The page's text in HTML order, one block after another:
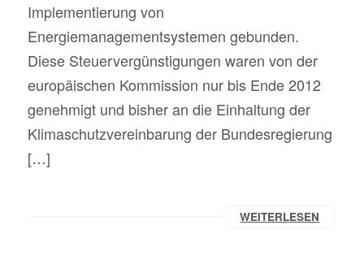
Implementierung von
Energiemanagementsystemen gebunden.
Diese Steuervergünstigungen waren von der
europäischen Kommission nur bis Ende 2012
genehmigt und bisher an die Einhaltung der
Klimaschutzvereinbarung der Bundesregierung
[…]
WEITERLESEN